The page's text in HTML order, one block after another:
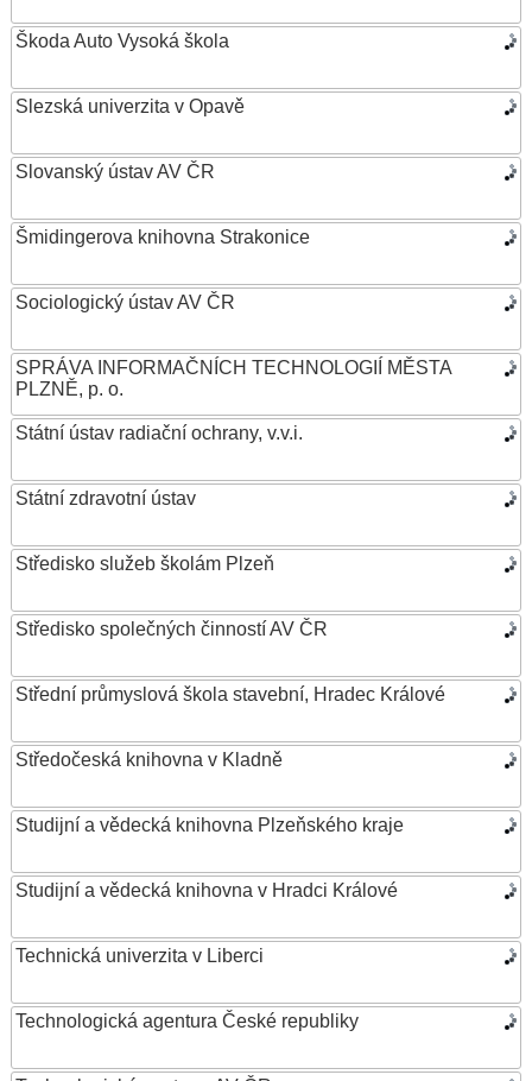
Škoda Auto Vysoká škola
Slezská univerzita v Opavě
Slovanský ústav AV ČR
Šmidingerova knihovna Strakonice
Sociologický ústav AV ČR
SPRÁVA INFORMAČNÍCH TECHNOLOGIÍ MĚSTA
PLZNĚ, p. o.
Státní ústav radiační ochrany, v.v.i.
Státní zdravotní ústav
Středisko služeb školám Plzeň
Středisko společných činností AV ČR
Střední průmyslová škola stavební, Hradec Králové
Středočeská knihovna v Kladně
Studijní a vědecká knihovna Plzeňského kraje
Studijní a vědecká knihovna v Hradci Králové
Technická univerzita v Liberci
Technologická agentura České republiky